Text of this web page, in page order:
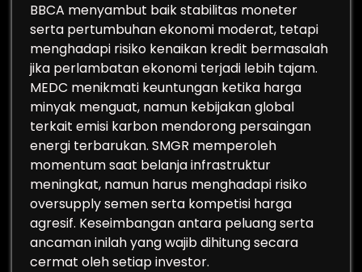
BBCA menyambut baik stabilitas moneter
serta pertumbuhan ekonomi moderat, tetapi
menghadapi risiko kenaikan kredit bermasalah
jika perlambatan ekonomi terjadi lebih tajam.
MEDC menikmati keuntungan ketika harga
minyak menguat, namun kebijakan global
terkait emisi karbon mendorong persaingan
energi terbarukan. SMGR memperoleh
momentum saat belanja infrastruktur
meningkat, namun harus menghadapi risiko
oversupply semen serta kompetisi harga
agresif. Keseimbangan antara peluang serta
ancaman inilah yang wajib dihitung secara
cermat oleh setiap investor.